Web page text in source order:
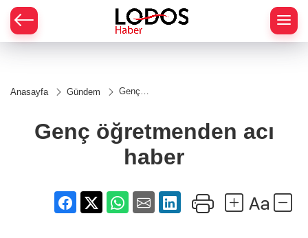
Anasayfa Gündem
Genç
Genç öğretmenden acı
haber